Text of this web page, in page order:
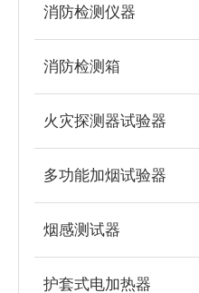
消防检测仪器
消防检测箱
火灾探测器试验器
多功能加烟试验器
烟感测试器
护套式电加热器